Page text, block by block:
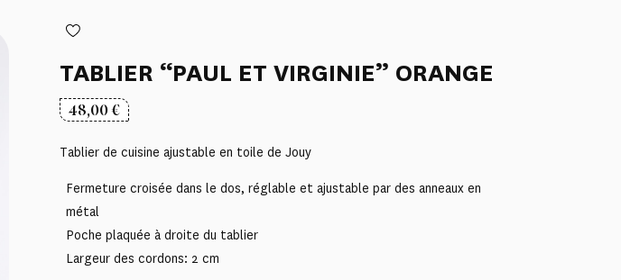
TABLIER “PAUL ET VIRGINIE” ORANGE
48,00€
Tablier de cuisine ajustable en toile de Jouy
Fermeture croisée dans le dos, réglable et ajustable par des anneaux en
métal
Poche plaquée à droite du tablier
Largeur des cordons: 2 cm